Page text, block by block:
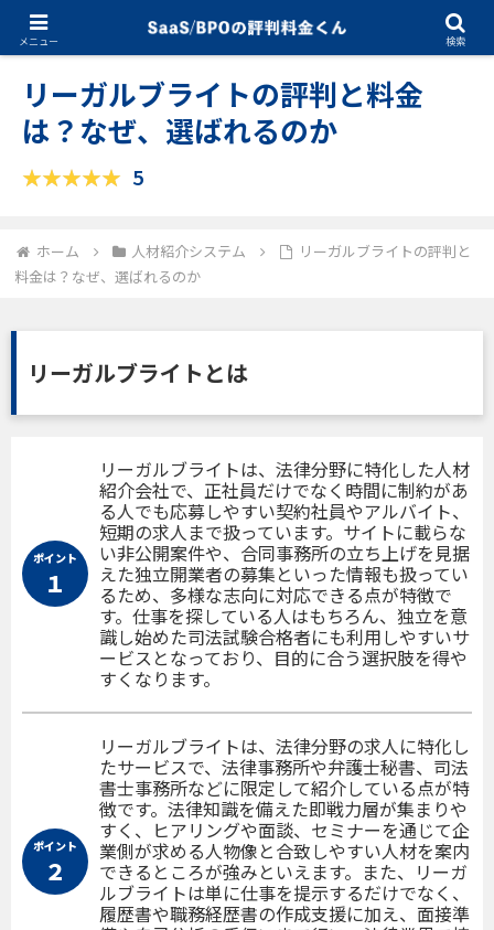
人材紹介システム 12.11.2025
リーガルブライトの評判と料金
は？なぜ、選ばれるのか
5
ホーム 人材紹介システム
リーガルブライトの評判と
料金は？なぜ、選ばれるのか
リーガルブライトとは
ポイント
１
リーガルブライトは、法律分野に特化した人材
紹介会社で、正社員だけでなく時間に制約があ
る人でも応募しやすい契約社員やアルバイト、
短期の求人まで扱っています。サイトに載らな
い非公開案件や、合同事務所の立ち上げを見据
えた独立開業者の募集といった情報も扱ってい
るため、多様な志向に対応できる点が特徴で
す。仕事を探している人はもちろん、独立を意
識し始めた司法試験合格者にも利用しやすいサ
ービスとなっており、目的に合う選択肢を得や
すくなります。
ポイント
２
リーガルブライトは、法律分野の求人に特化し
たサービスで、法律事務所や弁護士秘書、司法
書士事務所などに限定して紹介している点が特
徴です。法律知識を備えた即戦力層が集まりや
すく、ヒアリングや面談、セミナーを通じて企
業側が求める人物像と合致しやすい人材を案内
できるところが強みといえます。また、リーガ
ルブライトは単に仕事を提示するだけでなく、
履歴書や職務経歴書の作成支援に加え、面接準
メニュー 検索